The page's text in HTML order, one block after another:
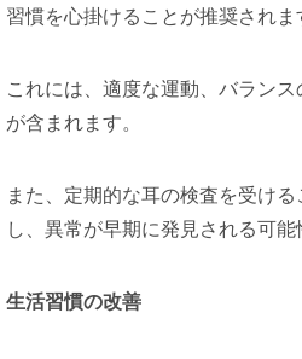
習慣を心掛けることが推奨されま
これには、適度な運動、バラン
が含まれます。
また、定期的な耳の検査を受け
し、異常が早期に発見される可能
生活習慣の改善